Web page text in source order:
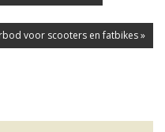
voor scooters en fatbikes »